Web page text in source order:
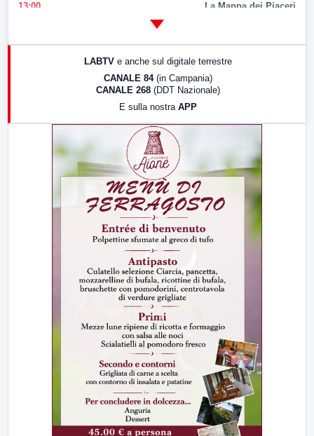
13:00 La Mappa dei Piaceri
LABTV e anche sul digitale terrestre
CANALE 84 (in Campania)
CANALE 268 (DDT Nazionale)
E sulla nostra APP